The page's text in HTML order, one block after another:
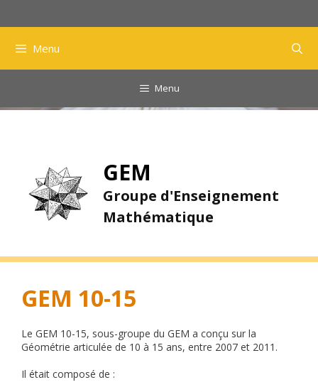
Menu
Menu
GEM
Groupe d'Enseignement
Mathématique
GEM 10-15
Le GEM 10-15, sous-groupe du GEM a conçu sur la
Géométrie articulée de 10 à 15 ans, entre 2007 et 2011.
Il était composé de :